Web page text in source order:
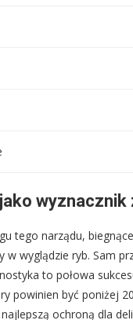
tego narządu,
wyglądzie ryb. Sam
to połowa
powinien być poniżej
ochroną dla